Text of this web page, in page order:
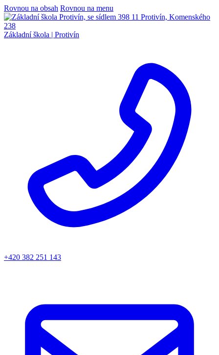
Rovnou na obsah Rovnou na menu
Základní škola | Protivín
+420 382 251 143